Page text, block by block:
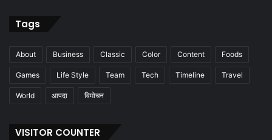
Tags
About Business Classic Color Content Foods
Games Life Style Team Tech Timeline Travel
World आपदा विमोचन
VISITOR COUNTER